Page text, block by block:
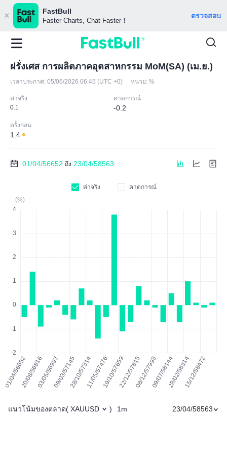
FastBull
Faster Charts, Chat Faster！
ตรวจสอบ
ฝรั่งเศส การผลิตภาคอุตสาหกรรม MoM(SA) (เม.ย.)
เวลาประกาศ: 05/06/2026 06:45 (UTC +0) หน่วย: %
ค่าจริง
0.1
คาดการณ์
-0.2
ครั้งก่อน
1.4
01/04/56652 ถึง 23/04/58563
ค่าจริง
คาดการณ์
(%)
แนวโน้มของตลาด( XAUUSD ) 1m 23/04/58563